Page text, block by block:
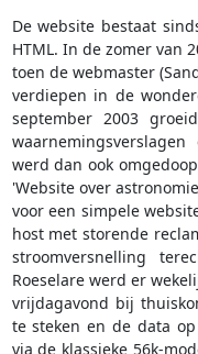
De website bestaat
HTML. In de zomer van
toen de webmaster
verdiepen in de
september 2003
werd dan ook
'Website over
voor een simpele
host met storende
stroomversnelling
Roeselare werd er
vrijdagavond bij
te steken en de data
via de klassieke 56k-